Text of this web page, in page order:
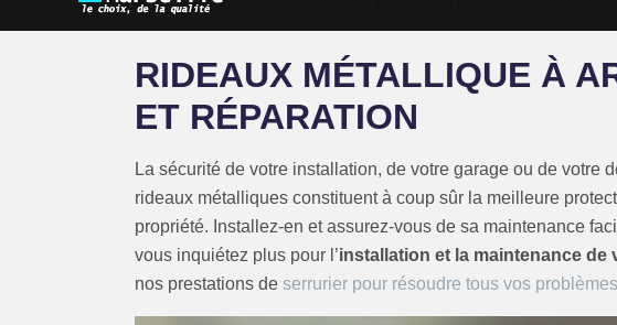
RIDEAUX MÉTALLIQUE À
ET RÉPARATION
La sécurité de votre installation, de votre garage ou de votre
rideaux métalliques constituent à coup sûr la meilleure
propriété. Installez-en et assurez-vous de sa maintenance
vous inquiétez plus pour l’installation et la maintenance
nos prestations de serrurier pour résoudre tous vos problèmes